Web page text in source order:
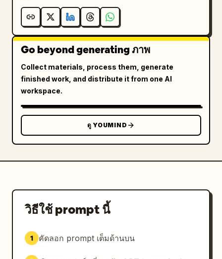
Go beyond generating ภาพ
Collect materials, process them, generate
finished work, and distribute it from one AI
workspace.
ดู YOUMIND
วิธีใช้ prompt นี้
1 คัดลอก prompt เต็มด้านบน